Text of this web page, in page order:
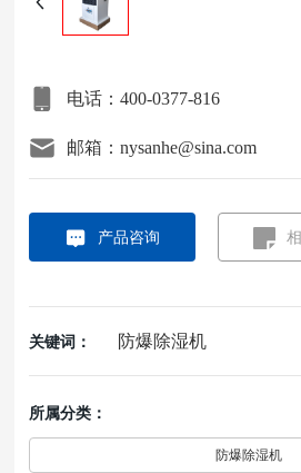
联系我们
电话：400-0377-816
邮箱：nysanhe@sina.com
产品咨询
关键词： 防爆除湿机
所属分类：
防爆除湿机